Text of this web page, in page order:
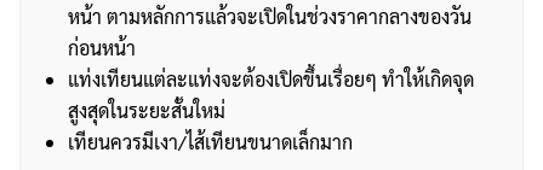
หน้า ตามหลักการแล้วจะเปิดในช่วงราคากลางของวัน
ก่อนหน้า
แท่งเทียนแต่ละแท่งจะต้องเปิดขึ้นเรื่อยๆ ทำให้เกิดจุด
สูงสุดในระยะสั้นใหม่
เทียนควรมีเงา/ไส้เทียนขนาดเล็กมาก